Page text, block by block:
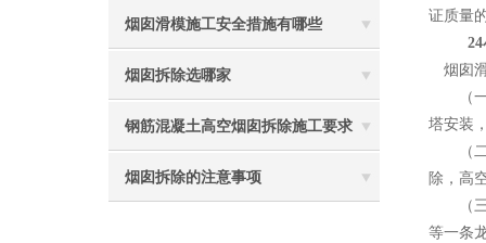
烟囱滑模施工安全措施有哪些
烟囱拆除选哪家
钢筋混凝土高空烟囱拆除施工要求
烟囱拆除的注意事项
证质量
烟囱
（一
塔安装
（二
除，高
（三
等一条